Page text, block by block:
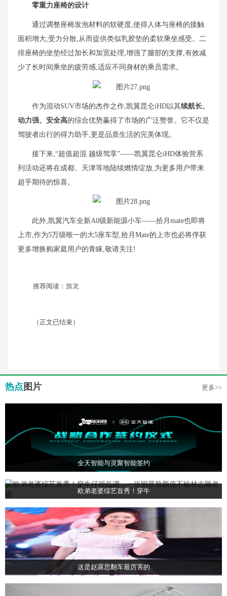
零重力座椅的设计
通过调整座椅发泡材料的软硬度,使得人体与座椅的接触
面积增大,受力分散,从而提供类似乳胶垫的柔软乘坐感受。二
排座椅的坐垫经过加长和加宽处理,增强了腿部的支撑,有效减
少了长时间乘坐的疲劳感,适应不同身材的乘员需求。
作为混动SUV市场的杰作之作,凯翼昆仑iHD以其续航长、
动力强、安全高的综合优势赢得了市场的广泛赞誉。它不仅是
驾驶者出行的得力助手,更是品质生活的完美体现。
接下来,“超值超混 越级驾享”——凯翼昆仑iHD体验营系
列活动还将在成都、天津等地陆续燃情绽放,为更多用户带来
超乎期待的惊喜。
此外,凯翼汽车全新A0级新能源小车——拾月mate也即将
上市,作为5万级唯一的大5座车型,拾月Mate的上市也必将俘获
更多增换购家庭用户的青睐,敬请关注!
推荐阅读： 旗龙
（正文已结束）
热点 图片 更多>>
全天智能与灵聚智能签约
欧弟老婆综艺首秀！穿牛
这是赵露思翻车最厉害的